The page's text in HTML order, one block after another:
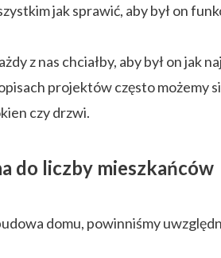
jak sprawić, aby był on
z nas chciałby, aby był on jak
projektów często możemy
czy drzwi.
do liczby mieszkańców
domu, powinniśmy